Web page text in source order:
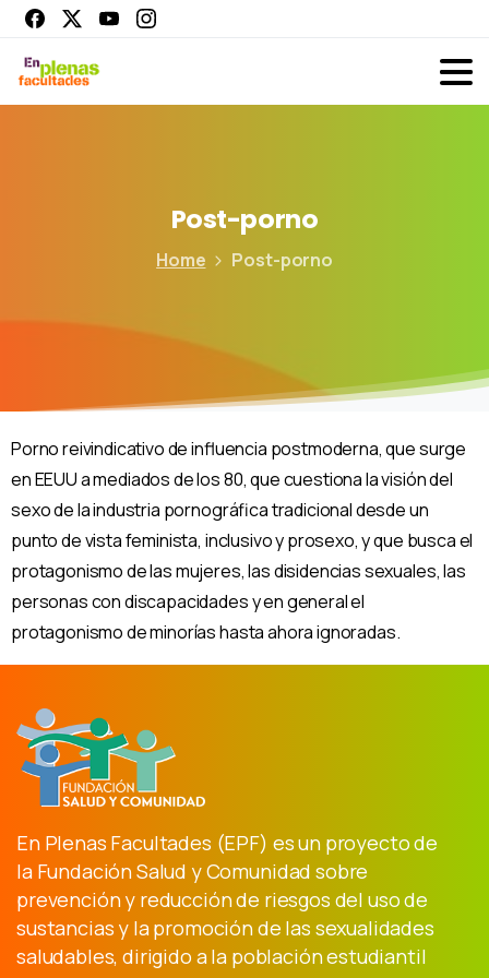
Post-porno
Home Post-porno
Porno reivindicativo de influencia postmoderna, que surge
en EEUU a mediados de los 80, que cuestiona la visión del
sexo de la industria pornográfica tradicional desde un
punto de vista feminista, inclusivo y prosexo, y que busca el
protagonismo de las mujeres, las disidencias sexuales, las
personas con discapacidades y en general el
protagonismo de minorías hasta ahora ignoradas.
En Plenas Facultades (EPF) es un proyecto de
la Fundación Salud y Comunidad sobre
prevención y reducción de riesgos del uso de
sustancias y la promoción de las sexualidades
saludables, dirigido a la población estudiantil